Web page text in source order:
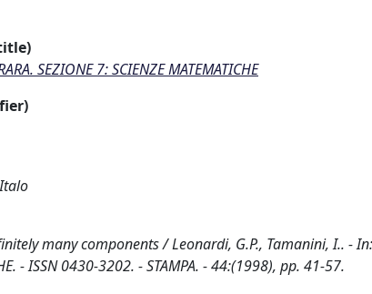
SEZIONE 7: SCIENZE MATEMATICHE
many components / Leonardi, G.P., Tamanini, I.. - In:
- ISSN 0430-3202. - STAMPA. - 44:(1998), pp. 41-57.